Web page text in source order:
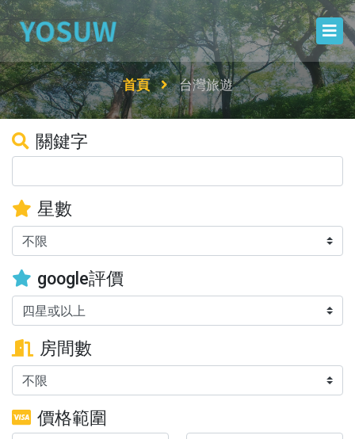
首頁 台灣旅遊
關鍵字
星數
google評價
房間數
價格範圍